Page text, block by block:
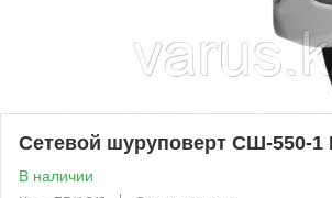
Сетевой шуруповерт СШ-550-1
В наличии